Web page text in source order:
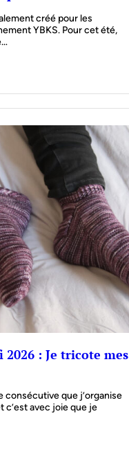
créé pour les
YBKS. Pour cet été,
: Je tricote mes
consécutive que j’organise
c’est avec joie que je